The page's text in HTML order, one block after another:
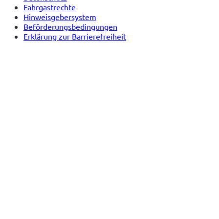
Fahrgastrechte
Hinweisgebersystem
Beförderungsbedingungen
Erklärung zur Barrierefreiheit